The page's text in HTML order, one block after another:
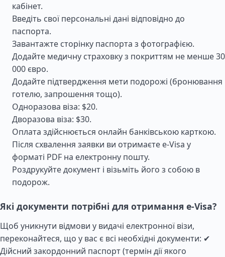
кабінет.
Введіть свої персональні дані відповідно до
паспорта.
Завантажте сторінку паспорта з фотографією.
Додайте медичну страховку з покриттям не менше 30
000 євро.
Додайте підтвердження мети подорожі (бронювання
готелю, запрошення тощо).
Одноразова віза: $20.
Дворазова віза: $30.
Оплата здійснюється онлайн банківською карткою.
Після схвалення заявки ви отримаєте e-Visa у
форматі PDF на електронну пошту.
Роздрукуйте документ і візьміть його з собою в
подорож.
Які документи потрібні для отримання e-Visa?
Щоб уникнути відмови у видачі електронної візи,
переконайтеся, що у вас є всі необхідні документи: ✔
Дійсний закордонний паспорт (термін дії якого